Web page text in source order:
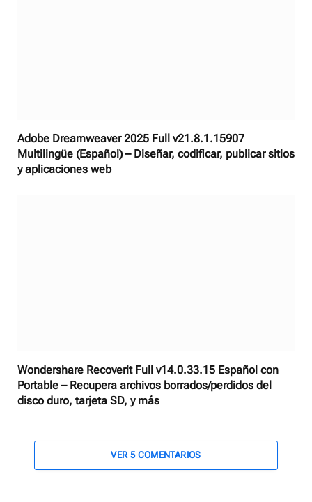
Adobe Dreamweaver 2025 Full v21.8.1.15907
Multilingüe (Español) – Diseñar, codificar, publicar sitios
y aplicaciones web
Wondershare Recoverit Full v14.0.33.15 Español con
Portable – Recupera archivos borrados/perdidos del
disco duro, tarjeta SD, y más
VER 5 COMENTARIOS